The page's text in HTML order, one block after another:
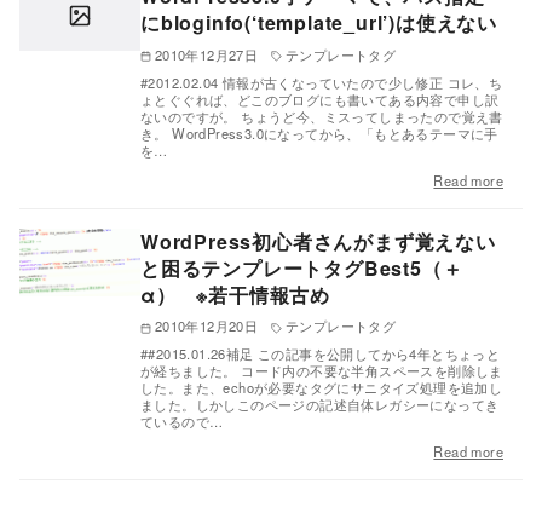
にbloginfo(‘template_url’)は使えない
2010年12月27日
テンプレートタグ
#2012.02.04 情報が古くなっていたので少し修正 コレ、ち
ょとぐぐれば、どこのブログにも書いてある内容で申し訳
ないのですが。 ちょうど今、ミスってしまったので覚え書
き。 WordPress3.0になってから、「もとあるテーマに手
を…
Read more
WordPress初心者さんがまず覚えない
と困るテンプレートタグBest5（＋
α） ※若干情報古め
2010年12月20日
テンプレートタグ
##2015.01.26補足 この記事を公開してから4年とちょっと
が経ちました。 コード内の不要な半角スペースを削除しま
した。また、echoが必要なタグにサニタイズ処理を追加し
ました。しかしこのページの記述自体レガシーになってき
ているので…
Read more